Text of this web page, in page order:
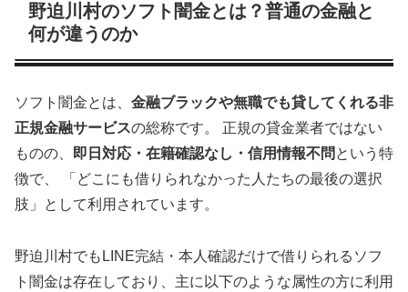
野迫川村のソフト闇金とは？普通の金融と
何が違うのか
ソフト闇金とは、 金融ブラックや無職でも貸してくれる非
正規金融サービスの総称です。 正規の貸金業者ではない
ものの、 即日対応・在籍確認なし・信用情報不問 という特
徴で、 「どこにも借りられなかった人たちの最後の選択
肢」として利用されています。
野迫川村でもLINE完結・本人確認だけで借りられるソフ
ト闇金は存在しており、主に以下のような属性の方に利用